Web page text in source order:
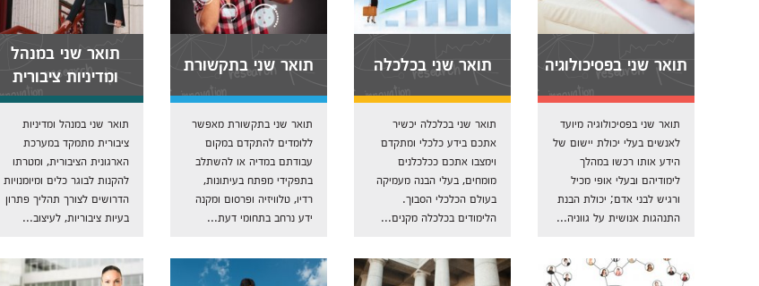
תואר שני בפסיכולוגיה
תואר שני בפסיכולוגיה מיועד
לאנשים בעלי יכולת יישום של
הידע אותו רכשו במהלך
לימודיהם ובעלי אופי מכיל
ורגיש לבני אדם; יכולת הבנת
התנהגות אנושית על גווניה...
תואר שני בכלכלה
תואר שני בכלכלה יכשיר
אתכם בידע כלכלי ומתקדם
וימצבו אתכם ככלכלנים
מומחים, בעלי הבנה מעמיקה
בעולם הכלכלי הסבוך.
הלימודים בכלכלה מקנים...
תואר שני בתקשורת
תואר שני בתקשורת מאפשר
ללומדים להתקדם במקום
עבודתם במדיה או להשתלב
בתפקידי מפתח בעיתונות,
רדיו, טלוויזיה ופרסום ומקנה
ידע נרחב בתחומי דעת...
תואר שני במנהל
ומדיניות ציבורית
תואר שני במנהל ומדיניות
ציבורית מתמקד במערכת
הארגונית הציבורית, ומטרתו
להקנות לבוגר כלים ומיומנויות
הדרושים לצורך תהליך פתרון
בעיות ציבוריות, לעיצוב...